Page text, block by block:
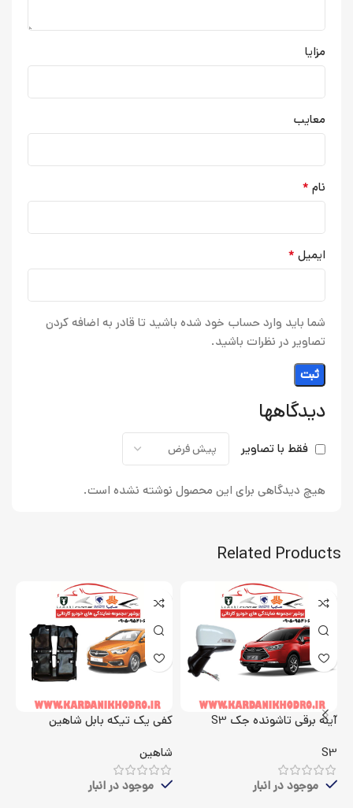
دیدگاهها
فقط با تصاویر
هیچ دیدگاهی برای این محصول نوشته نشده است.
مزایا
معایب
نام *
ایمیل *
شما باید وارد حساب خود شده باشید تا قادر به اضافه کردن
تصاویر در نظرات باشید.
Related Products
آینه برقی تاشونده جک S3
S3
موجود در انبار
کفی یک تیکه بابل شاهین
شاهین
موجود در انبار